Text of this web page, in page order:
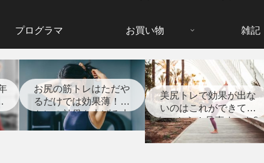
プログラマ お買い物 雑記
お尻の筋トレはただや
るだけでは効果薄！筋
トレの効果を上げる大
切な事とは？
美尻トレで効果が出な
いのはこれができてい
ないから！見直すべき8
つのポイント【筋ト
レ】